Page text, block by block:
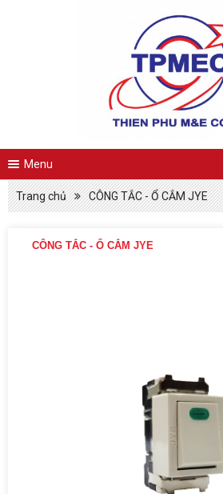
Menu
Trang chủ CÔNG TẮC - Ổ CẮM JYE
CÔNG TẮC - Ổ CẮM JYE